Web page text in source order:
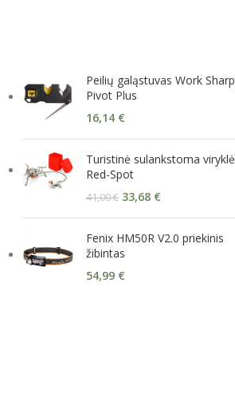
Peilių galąstuvas Work Sharp
Pivot Plus
16,14 €
Turistinė sulankstoma viryklė
Red-Spot
41,00€ 33,68 €
Fenix HM50R V2.0 priekinis
žibintas
54,99 €